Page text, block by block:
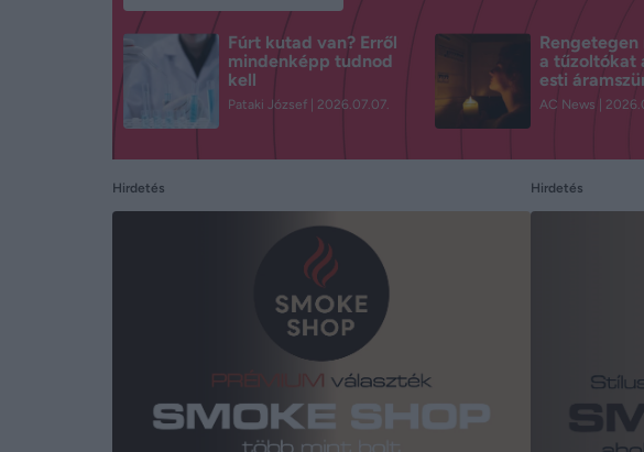
Fúrt kutad van? Erről
mindenképp tudnod
kell
Pataki József 2026.07.07.
a tűzoltókat
esti
AC News
Hirdetés Hirdetés